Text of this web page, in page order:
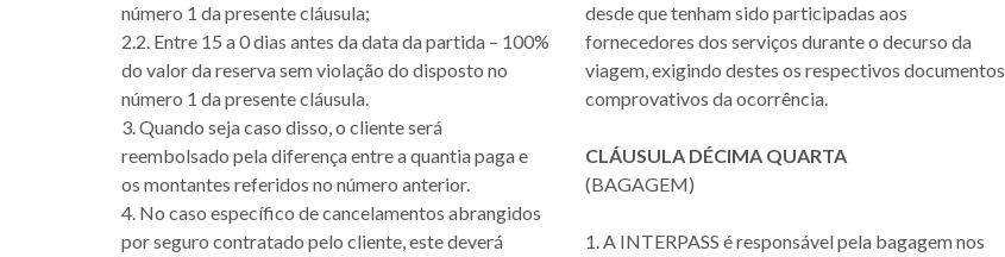
número 1 da presente cláusula;
2.2. Entre 15 a 0 dias antes da data da partida – 100%
do valor da reserva sem violação do disposto no
número 1 da presente cláusula.
3. Quando seja caso disso, o cliente será
reembolsado pela diferença entre a quantia paga e
os montantes referidos no número anterior.
4. No caso específico de cancelamentos abrangidos
por seguro contratado pelo cliente, este deverá
desde que tenham sido participadas aos
fornecedores dos serviços durante o decurso da
viagem, exigindo destes os respectivos documentos
comprovativos da ocorrência.
CLÁUSULA DÉCIMA QUARTA
(BAGAGEM)
1. A INTERPASS é responsável pela bagagem nos